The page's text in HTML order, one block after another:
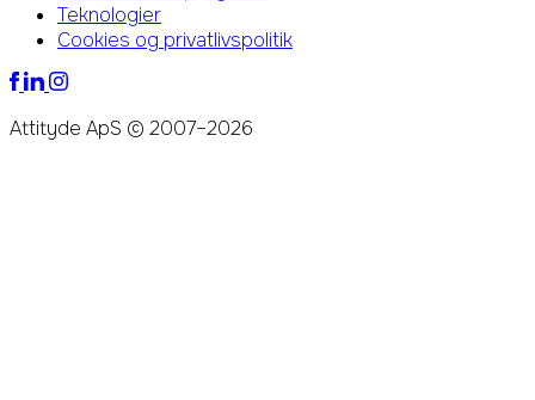
Teknologier
Cookies og privatlivspolitik
Attityde ApS © 2007–2026